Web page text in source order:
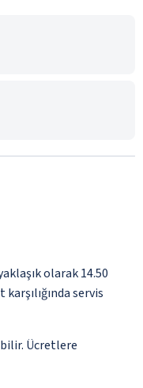
olarak 14.50
servis
Ücretlere